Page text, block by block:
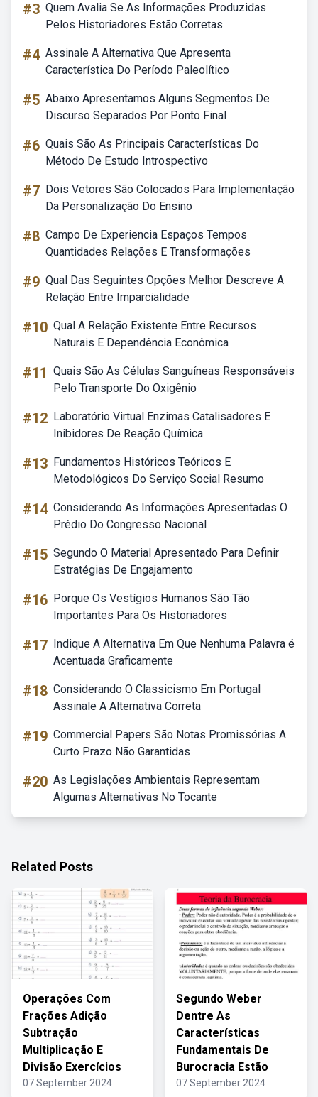
#3 Quem Avalia Se As Informações Produzidas
Pelos Historiadores Estão Corretas
#4 Assinale A Alternativa Que Apresenta
Característica Do Período Paleolítico
#5 Abaixo Apresentamos Alguns Segmentos De
Discurso Separados Por Ponto Final
#6 Quais São As Principais Características Do
Método De Estudo Introspectivo
#7 Dois Vetores São Colocados Para Implementação
Da Personalização Do Ensino
#8 Campo De Experiencia Espaços Tempos
Quantidades Relações E Transformações
#9 Qual Das Seguintes Opções Melhor Descreve A
Relação Entre Imparcialidade
#10 Qual A Relação Existente Entre Recursos
Naturais E Dependência Econômica
#11 Quais São As Células Sanguíneas Responsáveis
Pelo Transporte Do Oxigênio
#12 Laboratório Virtual Enzimas Catalisadores E
Inibidores De Reação Química
#13 Fundamentos Históricos Teóricos E
Metodológicos Do Serviço Social Resumo
#14 Considerando As Informações Apresentadas O
Prédio Do Congresso Nacional
#15 Segundo O Material Apresentado Para Definir
Estratégias De Engajamento
#16 Porque Os Vestígios Humanos São Tão
Importantes Para Os Historiadores
#17 Indique A Alternativa Em Que Nenhuma Palavra é
Acentuada Graficamente
#18 Considerando O Classicismo Em Portugal
Assinale A Alternativa Correta
#19 Commercial Papers São Notas Promissórias A
Curto Prazo Não Garantidas
#20 As Legislações Ambientais Representam
Algumas Alternativas No Tocante
Related Posts
Operações Com
Frações Adição
Subtração
Multiplicação E
Divisão Exercícios
07 September 2024
Segundo Weber
Dentre As
Características
Fundamentais De
Burocracia Estão
07 September 2024